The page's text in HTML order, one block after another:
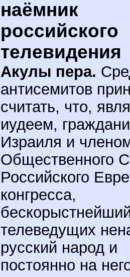
наёмник
российского
телевидения
Акулы пера.
антисемитов
считать, что,
иудеем,
Израиля и
Общественного
Российского
конгресса,
телеведущих
русский народ и
постоянно на